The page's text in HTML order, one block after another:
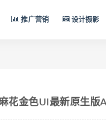
推广营销 设计摄影
花金色UI最新原生版